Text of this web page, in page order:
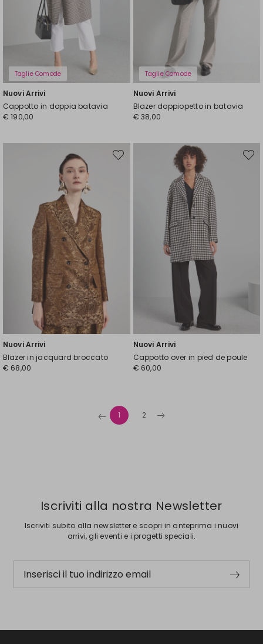
Taglie Comode
Nuovi Arrivi
Cappotto in doppia batavia
€ 190,00
Taglie Comode
Nuovi Arrivi
Blazer doppiopetto in batavia
€ 38,00
Nuovi Arrivi
Blazer in jacquard broccato
€ 68,00
Sposta
Nuovi Arrivi
Cappotto over in pied de poule
€ 60,00
1 2
Iscriviti alla nostra Newsletter
Iscriviti subito alla newsletter e scopri in anteprima i nuovi
arrivi, gli eventi e i progetti speciali.
Inserisci il tuo indirizzo email